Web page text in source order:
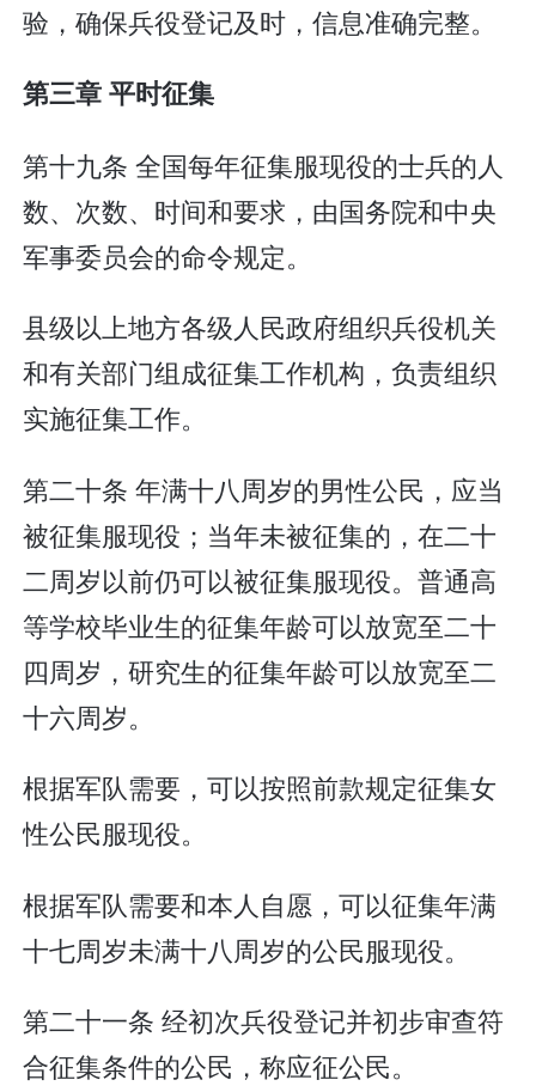
验，确保兵役登记及时，信息准确完整。
第三章 平时征集
第十九条 全国每年征集服现役的士兵的人
数、次数、时间和要求，由国务院和中央
军事委员会的命令规定。
县级以上地方各级人民政府组织兵役机关
和有关部门组成征集工作机构，负责组织
实施征集工作。
第二十条 年满十八周岁的男性公民，应当
被征集服现役；当年未被征集的，在二十
二周岁以前仍可以被征集服现役。普通高
等学校毕业生的征集年龄可以放宽至二十
四周岁，研究生的征集年龄可以放宽至二
十六周岁。
根据军队需要，可以按照前款规定征集女
性公民服现役。
根据军队需要和本人自愿，可以征集年满
十七周岁未满十八周岁的公民服现役。
第二十一条 经初次兵役登记并初步审查符
合征集条件的公民，称应征公民。